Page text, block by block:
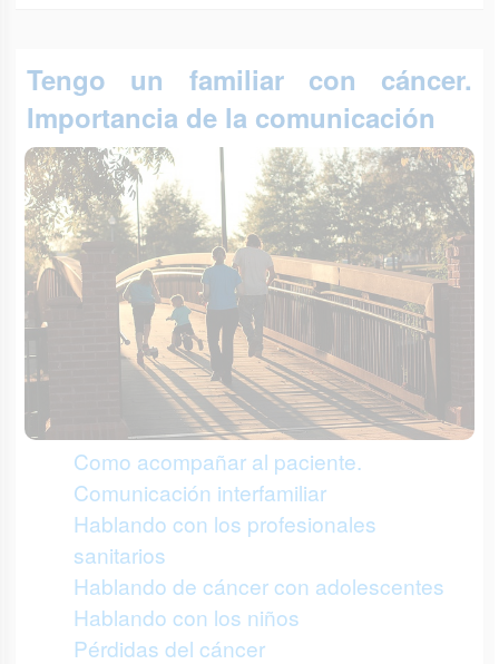
Tengo un familiar con cáncer.
Importancia de la comunicación
Como acompañar al paciente.
Comunicación interfamiliar
Hablando con los profesionales
sanitarios
Hablando de cáncer con adolescentes
Hablando con los niños
Pérdidas del cáncer